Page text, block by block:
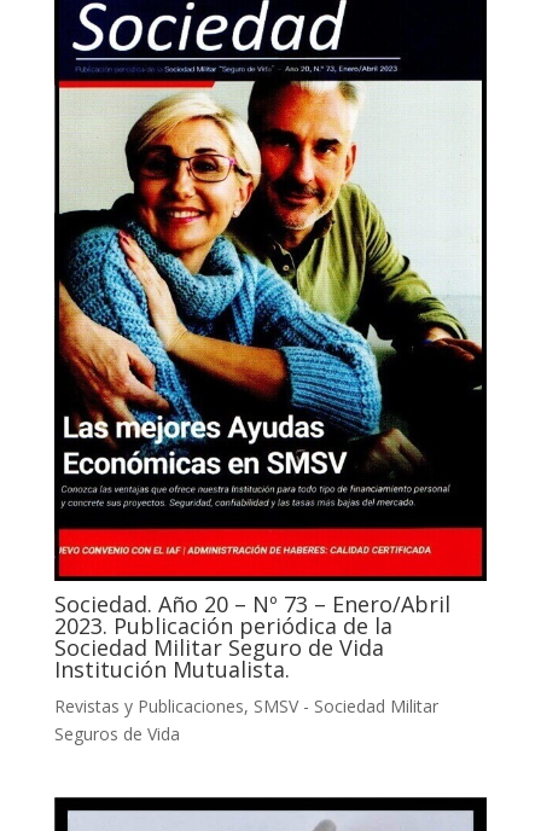
Sociedad. Año 20 – Nº 73 – Enero/Abril
2023. Publicación periódica de la
Sociedad Militar Seguro de Vida
Institución Mutualista.
Revistas y Publicaciones, SMSV - Sociedad Militar
Seguros de Vida